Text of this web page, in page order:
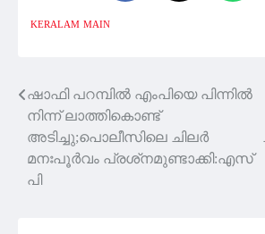
KERALAM MAIN
Post
navigation
ഷാഫി പറമ്പില്‍ എംപിയെ പിന്നില്‍
നിന്ന് ലാത്തികൊണ്ട്
അടിച്ചു;പൊലീസിലെ ചിലര്‍
മനഃപൂര്‍വം പ്രശ്‌നമുണ്ടാക്കി:എസ്‍
പി